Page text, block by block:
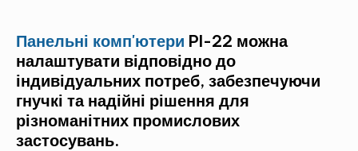
Панельні комп'ютери PI-22 можна
налаштувати відповідно до
індивідуальних потреб, забезпечуючи
гнучкі та надійні рішення для
різноманітних промислових
застосувань.